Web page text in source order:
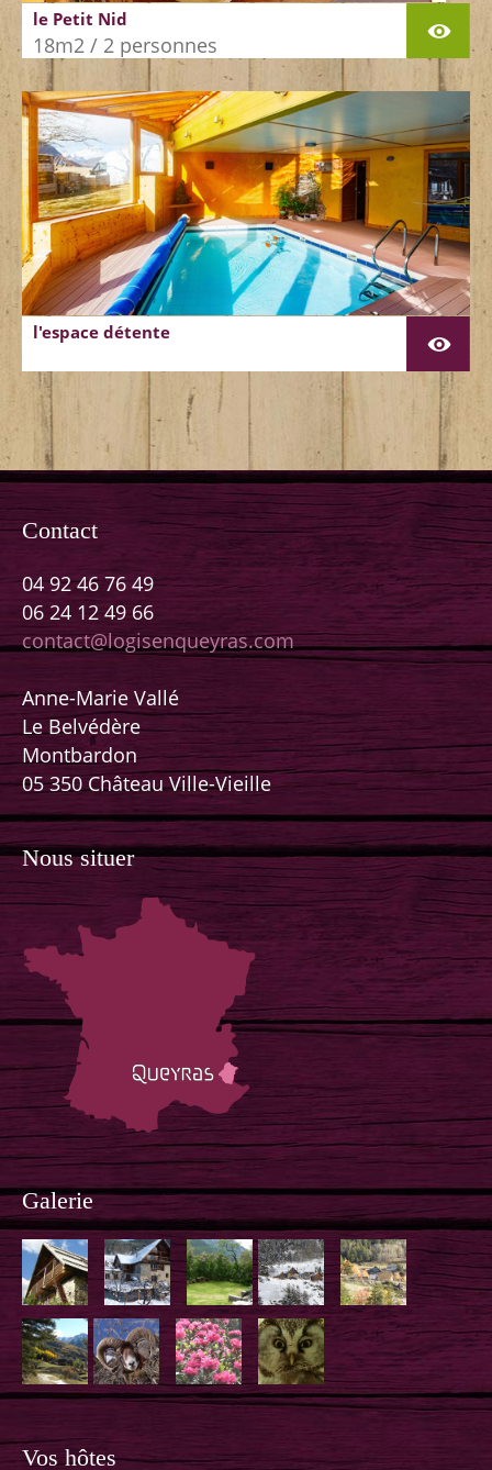
le Petit Nid
18m2 / 2 personnes
l'espace détente
Contact
04 92 46 76 49
06 24 12 49 66
contact@logisenqueyras.com
Anne-Marie Vallé
Le Belvédère
Montbardon
05 350 Château Ville-Vieille
Nous situer
Galerie
Vos hôtes